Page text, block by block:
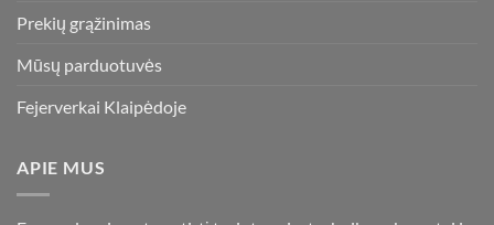
Prekių grąžinimas
Mūsų parduotuvės
Fejerverkai Klaipėdoje
APIE MUS